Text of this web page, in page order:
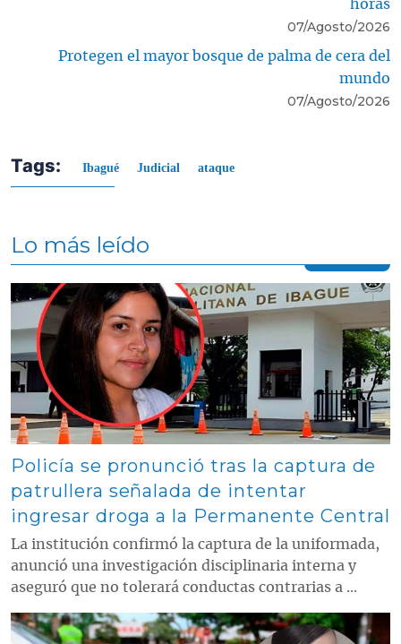
horas
07/Agosto/2026
Protegen el mayor bosque de palma de cera del
mundo
07/Agosto/2026
Tags: Ibagué Judicial ataque
Lo más leído
Contenido multimedia principal
Policía se pronunció tras la captura de
patrullera señalada de intentar
ingresar droga a la Permanente Central
La institución confirmó la captura de la uniformada,
anunció una investigación disciplinaria interna y
aseguró que no tolerará conductas contrarias a ...
Contenido multimedia principal